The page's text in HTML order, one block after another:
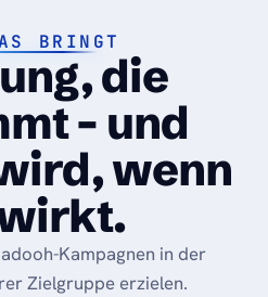
BRINGT
die
– und
wenn
Kampagnen in der
Zielgruppe erzielen.